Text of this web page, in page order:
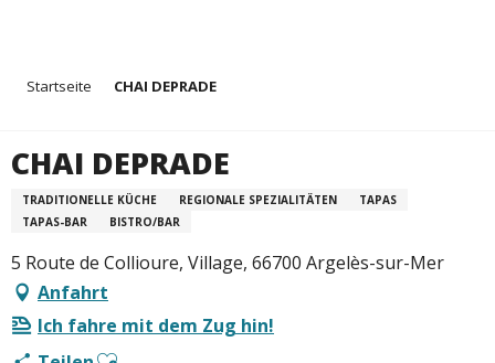
principal
Startseite CHAI DEPRADE
CHAI DEPRADE
TRADITIONELLE KÜCHE REGIONALE SPEZIALITÄTEN
TAPAS
TAPAS-BAR
BISTRO/BAR
5 Route de Collioure, Village, 66700 Argelès-sur-Mer
Anfahrt
Ich fahre mit dem Zug hin!
Ajouter aux favoris